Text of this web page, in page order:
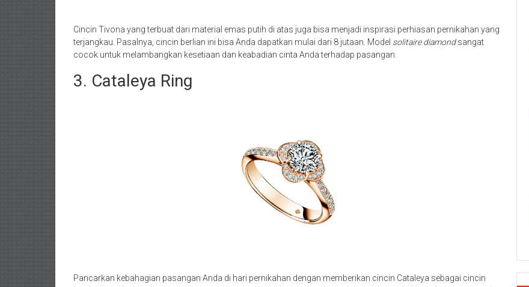
Cincin Tivona yang terbuat dari material emas putih di atas juga bisa menjadi inspirasi perhiasan pernikahan yang
terjangkau. Pasalnya, cincin berlian ini bisa Anda dapatkan mulai dari 8 jutaan. Model solitaire diamondsangat
cocok untuk melambangkan kesetiaan dan keabadian cinta Anda terhadap pasangan.
3. Cataleya Ring
Pancarkan kebahagian pasangan Anda di hari pernikahan dengan memberikan cincin Cataleya sebagai cincin